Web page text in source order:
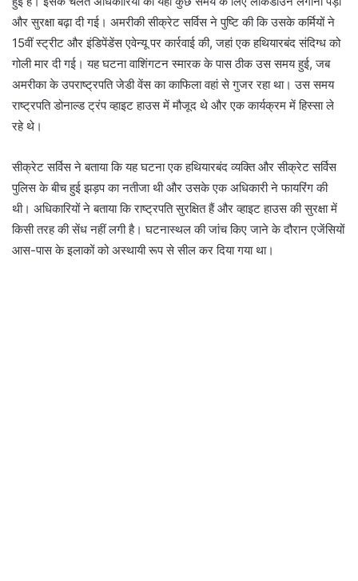
और सुरक्षा बढ़ा दी गई। अमरीकी सीक्रेट सर्विस ने पुष्टि की कि उसके कर्मियों ने
15वीं स्ट्रीट और इंडिपेंडेंस एवेन्यू पर कार्रवाई की, जहां एक हथियारबंद संदिग्ध को
गोली मार दी गई। यह घटना वाशिंगटन स्मारक के पास ठीक उस समय हुई, जब
अमरीका के उपराष्ट्रपति जेडी वेंस का काफिला वहां से गुजर रहा था। उस समय
राष्ट्रपति डोनाल्ड ट्रंप व्हाइट हाउस में मौजूद थे और एक कार्यक्रम में हिस्सा ले
रहे थे।
सीक्रेट सर्विस ने बताया कि यह घटना एक हथियारबंद व्यक्ति और सीक्रेट सर्विस
पुलिस के बीच हुई झड़प का नतीजा थी और उसके एक अधिकारी ने फायरिंग की
थी। अधिकारियों ने बताया कि राष्ट्रपति सुरक्षित हैं और व्हाइट हाउस की सुरक्षा में
किसी तरह की सेंध नहीं लगी है। घटनास्थल की जांच किए जाने के दौरान एजेंसियों
आस-पास के इलाकों को अस्थायी रूप से सील कर दिया गया था।